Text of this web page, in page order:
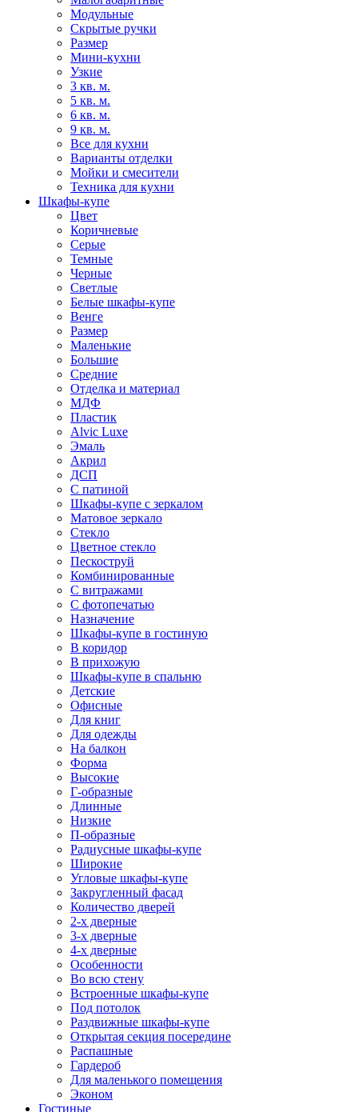
Модульные
Скрытые ручки
Размер
Мини-кухни
Узкие
3 кв. м.
5 кв. м.
6 кв. м.
9 кв. м.
Все для кухни
Варианты отделки
Мойки и смесители
Техника для кухни
Шкафы-купе
Цвет
Коричневые
Серые
Темные
Черные
Светлые
Белые шкафы-купе
Венге
Размер
Маленькие
Большие
Средние
Отделка и материал
МДФ
Пластик
Alvic Luxe
Эмаль
Акрил
ДСП
С патиной
Шкафы-купе с зеркалом
Матовое зеркало
Стекло
Цветное стекло
Пескоструй
Комбинированные
С витражами
С фотопечатью
Назначение
Шкафы-купе в гостиную
В коридор
В прихожую
Шкафы-купе в спальню
Детские
Офисные
Для книг
Для одежды
На балкон
Форма
Высокие
Г-образные
Длинные
Низкие
П-образные
Радиусные шкафы-купе
Широкие
Угловые шкафы-купе
Закругленный фасад
Количество дверей
2-х дверные
3-х дверные
4-х дверные
Особенности
Во всю стену
Встроенные шкафы-купе
Под потолок
Раздвижные шкафы-купе
Открытая секция посередине
Распашные
Гардероб
Для маленького помещения
Эконом
Гостиные